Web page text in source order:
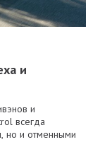
и
и
всегда
но и отменными